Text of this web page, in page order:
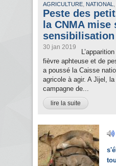
AGRICULTURE, NATIONAL ,
Peste des
la CNMA mise
sensibilisation
30 jan 2019
fièvre aphteuse et de
a poussé la Caisse
agricole à agir. A Jijel,
campagne de...
lire la suite